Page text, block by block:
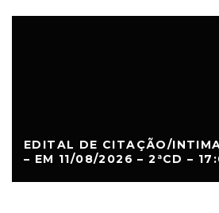
EDITAL DE CITAÇÃO/
– EM 11/08/2026 – 2ªCD –